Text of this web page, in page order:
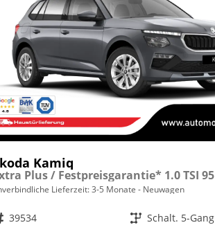
Kamiq
Lieferzeit: 3-5 Monate Neuwagen
39534 Getriebe Schalt. 5-Gang